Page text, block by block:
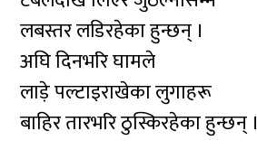
लबस्तर लडिरहेका हुन्छन् ।
अघि दिनभरि घामले
लाड़े पल्टाइराखेका लुगाहरू
बाहिर तारभरि ठुस्किरहेका हुन्छन् ।